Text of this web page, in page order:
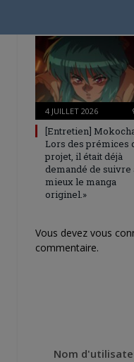
4 JUILLET 2026
[Entretien]
Lors des prémices
projet, il était déjà
demandé de suivre
mieux le manga
originel.»
Vous devez vous
commentaire.
Nom